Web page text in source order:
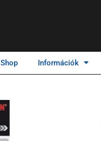
Shop Információk